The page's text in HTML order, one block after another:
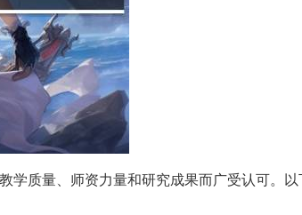
学质量、师资力量和研究成果而广受认可。